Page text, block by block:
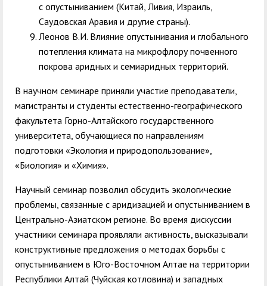
с опустыниванием (Китай, Ливия, Израиль,
Саудовская Аравия и другие страны).
Леонов В.И. Влияние опустынивания и глобального
потепления климата на микрофлору почвенного
покрова аридных и семиаридных территорий.
В научном семинаре приняли участие преподаватели,
магистранты и студенты естественно-географического
факультета Горно-Алтайского государственного
университета, обучающиеся по направлениям
подготовки «Экология и природопользование»,
«Биология» и «Химия».
Научный семинар позволил обсудить экологические
проблемы, связанные с аридизацией и опустыниванием в
Центрально-Азиатском регионе. Во время дискуссии
участники семинара проявляли активность, высказывали
конструктивные предложения о методах борьбы с
опустыниванием в Юго-Восточном Алтае на территории
Республики Алтай (Чуйская котловина) и западных